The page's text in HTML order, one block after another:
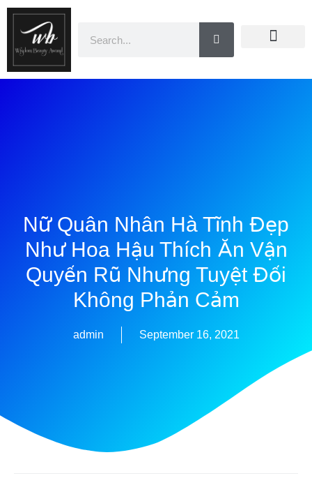
Nữ Quân Nhân Hà Tĩnh Đẹp
Như Hoa Hậu Thích Ăn Vận
Quyến Rũ Nhưng Tuyệt Đối
Không Phản Cảm
admin September 16, 2021